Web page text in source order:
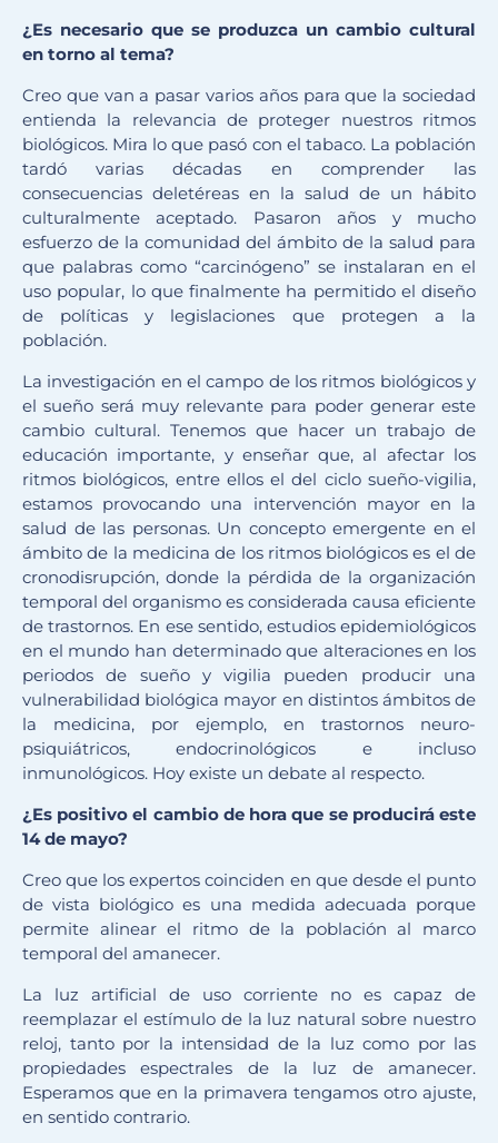
¿Es necesario que se produzca un cambio cultural
en torno al tema?
Creo que van a pasar varios años para que la sociedad
entienda la relevancia de proteger nuestros ritmos
biológicos. Mira lo que pasó con el tabaco. La población
tardó varias décadas en comprender las
consecuencias deletéreas en la salud de un hábito
culturalmente aceptado. Pasaron años y mucho
esfuerzo de la comunidad del ámbito de la salud para
que palabras como “carcinógeno” se instalaran en el
uso popular, lo que finalmente ha permitido el diseño
de políticas y legislaciones que protegen a la
población.
La investigación en el campo de los ritmos biológicos y
el sueño será muy relevante para poder generar este
cambio cultural. Tenemos que hacer un trabajo de
educación importante, y enseñar que, al afectar los
ritmos biológicos, entre ellos el del ciclo sueño-vigilia,
estamos provocando una intervención mayor en la
salud de las personas. Un concepto emergente en el
ámbito de la medicina de los ritmos biológicos es el de
cronodisrupción, donde la pérdida de la organización
temporal del organismo es considerada causa eficiente
de trastornos. En ese sentido, estudios epidemiológicos
en el mundo han determinado que alteraciones en los
periodos de sueño y vigilia pueden producir una
vulnerabilidad biológica mayor en distintos ámbitos de
la medicina, por ejemplo, en trastornos neuro-
psiquiátricos, endocrinológicos e incluso
inmunológicos. Hoy existe un debate al respecto.
¿Es positivo el cambio de hora que se producirá este
14 de mayo?
Creo que los expertos coinciden en que desde el punto
de vista biológico es una medida adecuada porque
permite alinear el ritmo de la población al marco
temporal del amanecer.
La luz artificial de uso corriente no es capaz de
reemplazar el estímulo de la luz natural sobre nuestro
reloj, tanto por la intensidad de la luz como por las
propiedades espectrales de la luz de amanecer.
Esperamos que en la primavera tengamos otro ajuste,
en sentido contrario.